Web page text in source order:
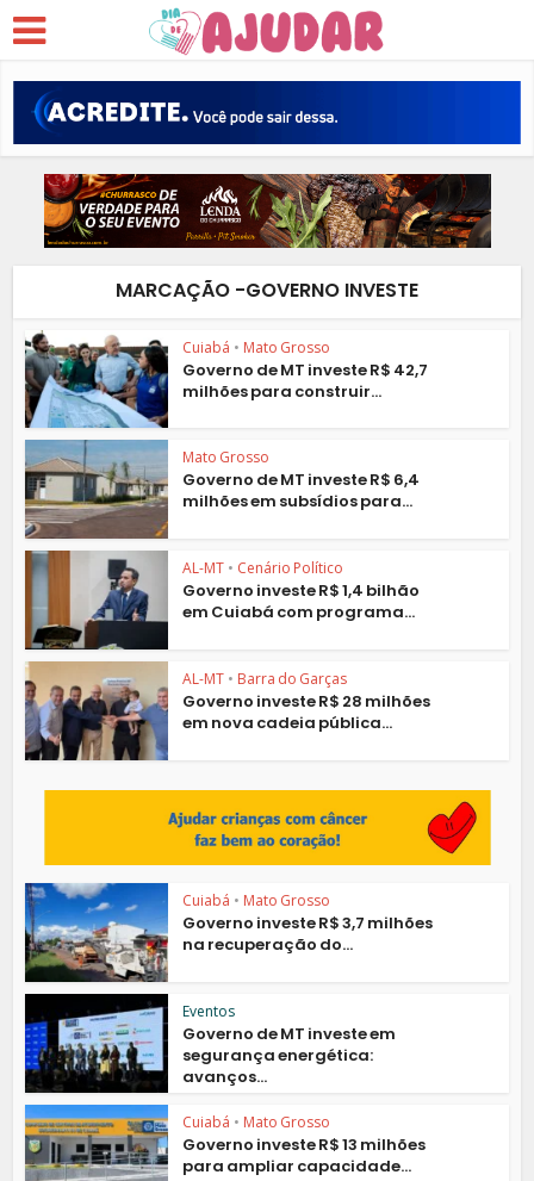
MARCAÇÃO -GOVERNO INVESTE
Cuiabá • Mato Grosso
Governo de MT investe R$ 42,7
milhões para construir...
Mato Grosso
Governo de MT investe R$ 6,4
milhões em subsídios para...
AL-MT • Cenário Político
Governo investe R$ 1,4 bilhão
em Cuiabá com programa...
AL-MT • Barra do Garças
Governo investe R$ 28 milhões
em nova cadeia pública...
Cuiabá • Mato Grosso
Governo investe R$ 3,7 milhões
na recuperação do...
Eventos
Governo de MT investe em
segurança energética:
avanços...
Cuiabá • Mato Grosso
Governo investe R$ 13 milhões
para ampliar capacidade...